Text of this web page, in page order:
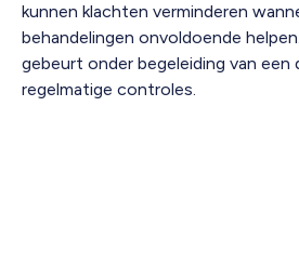
kunnen klachten verminderen
behandelingen onvoldoende
gebeurt onder begeleiding van
regelmatige controles.